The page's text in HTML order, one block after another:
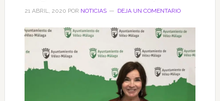
21 ABRIL, 2020 POR NOTICIAS DEJA UN COMENTARIO